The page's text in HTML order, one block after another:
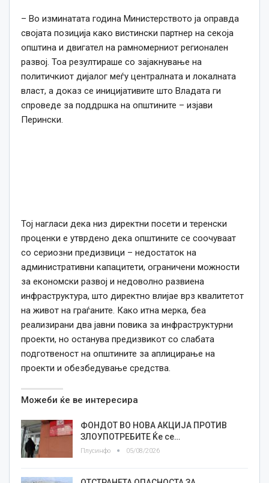
– Во изминатата година Министерството ја оправда
својата позиција како вистински партнер на секоја
општина и двигател на рамномерниот регионален
развој. Тоа резултираше со зајакнување на
политичкиот дијалог меѓу централната и локалната
власт, а доказ се иницијативите што Владата ги
спроведе за поддршка на општините – изјави
Перински.
Тој нагласи дека низ директни посети и теренски
проценки е утврдено дека општините се соочуваат
со сериозни предизвици – недостаток на
административни капацитети, ограничени можности
за економски развој и недоволно развиена
инфраструктура, што директно влијае врз квалитетот
на живот на граѓаните. Како итна мерка, беа
реализирани два јавни повика за инфраструктурни
проекти, но останува предизвикот со слабата
подготвеност на општините за аплицирање на
проекти и обезбедување средства.
Можеби ќе ве интересира
ФОНДОТ ВО НОВА АКЦИЈА ПРОТИВ
ЗЛОУПОТРЕБИТЕ Ќе се…
Плусинфо 05/08/2026